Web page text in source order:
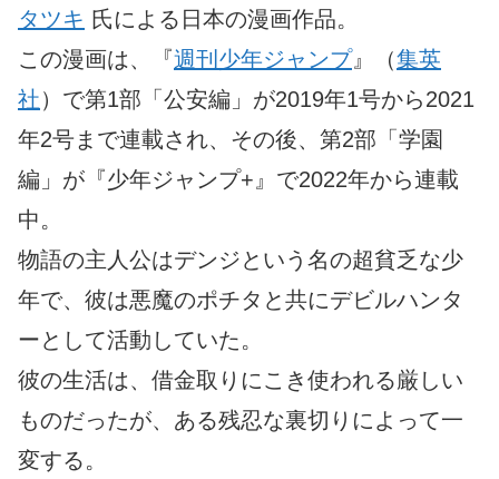
タツキ 氏による日本の漫画作品。
この漫画は、『週刊少年ジャンプ』（集英
社）で第1部「公安編」が2019年1号から2021
年2号まで連載され、その後、第2部「学園
編」が『少年ジャンプ+』で2022年から連載
中。
物語の主人公はデンジという名の超貧乏な少
年で、彼は悪魔のポチタと共にデビルハンタ
ーとして活動していた。
彼の生活は、借金取りにこき使われる厳しい
ものだったが、ある残忍な裏切りによって一
変する。